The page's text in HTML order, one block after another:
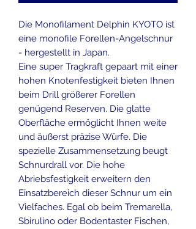
Die Monofilament Delphin KYOTO ist
eine monofile Forellen-Angelschnur
- hergestellt in Japan.
Eine super Tragkraft gepaart mit einer
hohen Knotenfestigkeit bieten Ihnen
beim Drill größerer Forellen
genügend Reserven. Die glatte
Oberfläche ermöglicht Ihnen weite
und äußerst präzise Würfe. Die
spezielle Zusammensetzung beugt
Schnurdrall vor. Die hohe
Abriebsfestigkeit erweitern den
Einsatzbereich dieser Schnur um ein
Vielfaches. Egal ob beim Tremarella,
Sbirulino oder Bodentaster Fischen,